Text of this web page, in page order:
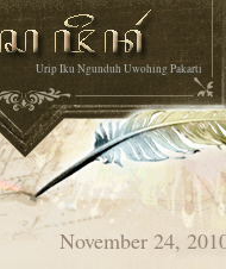
Urip Iku Ngunduh Uwohing Pakarti
November 24,